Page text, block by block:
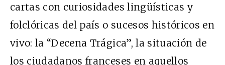
cartas con curiosidades lingüísticas y
folclóricas del país o sucesos históricos en
vivo: la “Decena Trágica”, la situación de
los ciudadanos franceses en aquellos